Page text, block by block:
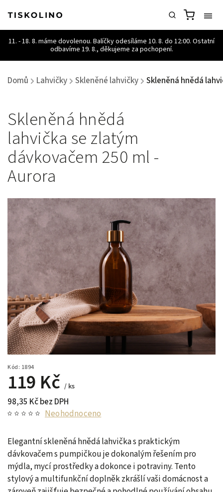
Domů / Lahvičky / Skleněné lahvičky / Skleněná hnědá
Skleněná hnědá
lahvička se zlatým
dávkovačem 250 ml -
Aurora
Kód: 1894
119 Kč / ks
98,35 Kč bez DPH
Neohodnoceno
Elegantní skleněná hnědá lahvička s praktickým
dávkovačem s pumpičkou je dokonalým řešením pro
mýdla, mycí prostředky a dokonce i potraviny. Tento
stylový a multifunkční doplněk zkrášlí vaši domácnost a